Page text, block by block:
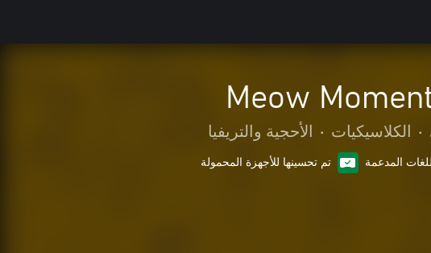
Meow
• الكلاسيكيات • الأحجية والتريفيا
تم تحسينها للأجهزة المحمولة